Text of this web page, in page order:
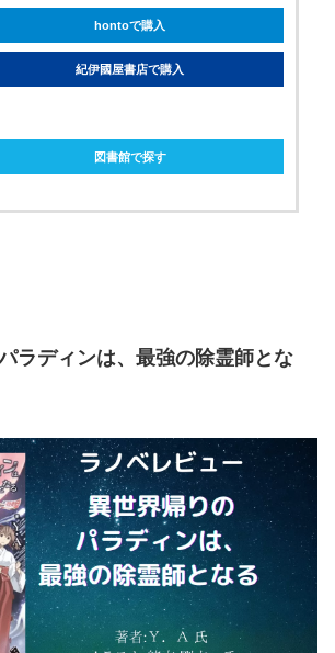
hontoで購入
紀伊國屋書店で購入
図書館で探す
ラディンは、最強の除霊師とな